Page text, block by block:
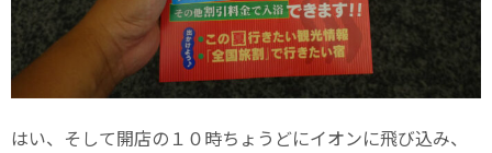
はい、そして開店の１０時ちょうどにイオンに飛び込み、